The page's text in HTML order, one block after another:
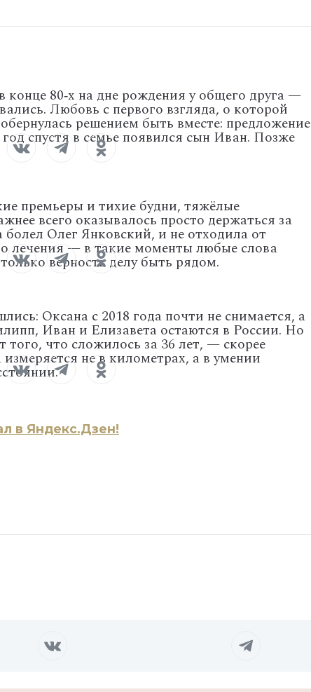
в конце 80‑х на дне рожденияуобщего друга —
Любовь с первого взгляда, о которой
обернулась решением быть вместе: предложение
год спустя в семье появился сын Иван. Позже
премьеры и тихие будни, тяжёлые
всего оказывалось просто держаться за
болел Олег Янковский, ине отходила от
лечения— в такие моменты любые слова
только верностьделубыть рядом.
Оксана с 2018 года почти не снимается, а
Иван и Елизавета остаются в России. Но
того, что сложилось за 36 лет, — скорее
измеряется нев километрах, а вумении
в Яндекс.Дзен!